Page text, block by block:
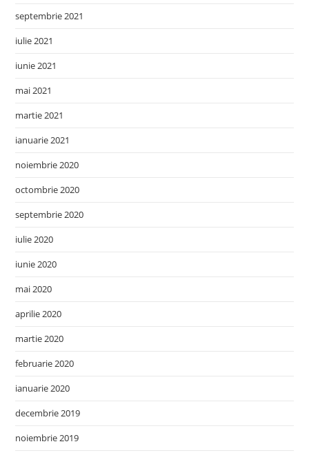
septembrie 2021
iulie 2021
iunie 2021
mai 2021
martie 2021
ianuarie 2021
noiembrie 2020
octombrie 2020
septembrie 2020
iulie 2020
iunie 2020
mai 2020
aprilie 2020
martie 2020
februarie 2020
ianuarie 2020
decembrie 2019
noiembrie 2019